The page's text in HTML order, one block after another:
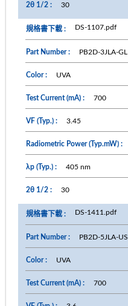
30
DS-1107.pdf
PB2D-3JLA-GL
UVA
700
3.45
405 nm
30
DS-1411.pdf
PB2D-5JLA-US
UVA
700